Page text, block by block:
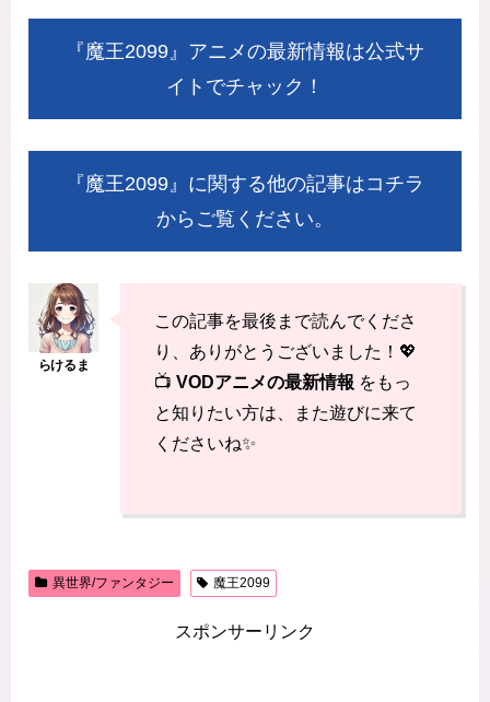
『魔王2099』アニメの最新情報は公式サ
イトでチャック！
『魔王2099』に関する他の記事はコチラ
からご覧ください。
この記事を最後まで読んでくださ
り、ありがとうございました！💖
📺 VODアニメの最新情報 をもっ
と知りたい方は、また遊びに来て
くださいね✨
異世界/ファンタジー 魔王2099
スポンサーリンク